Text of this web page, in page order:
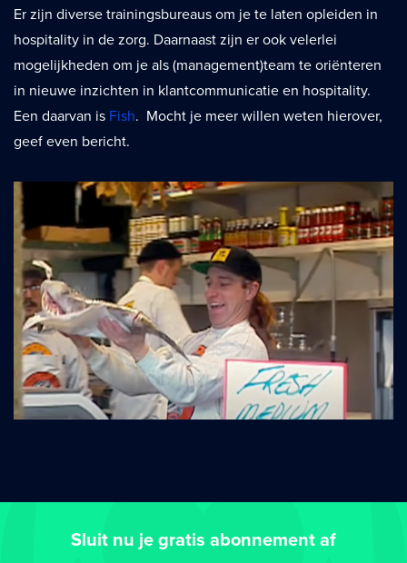
Er zijn diverse trainingsbureaus om je te laten opleiden in
hospitality in de zorg. Daarnaast zijn er ook velerlei
mogelijkheden om je als (management)team te oriënteren
in nieuwe inzichten in klantcommunicatie en hospitality.
Een daarvan is Fish. Mocht je meer willen weten hierover,
geef even bericht.
Sluit nu je gratis abonnement af